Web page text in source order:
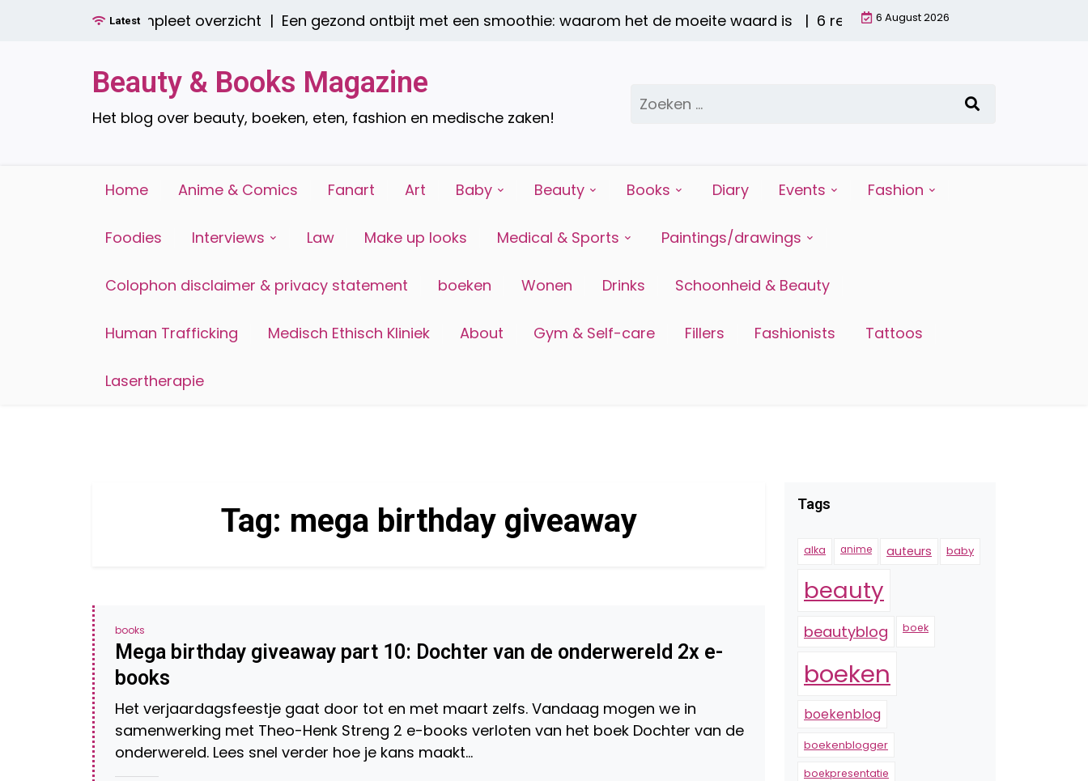
Latest
zijn er? Een compleet overzicht | Een gezond ontbijt met een smoothie: waarom het de moeite waard is | 6 redenen waarom water drinken zo
6 August 2026
Beauty & Books Magazine
Het blog over beauty, boeken, eten, fashion en medische zaken!
Zoeken
naar:
Home Anime & Comics Fanart Art Baby Beauty Books Diary Events Fashion
Foodies Interviews Law Make up looks Medical & Sports Paintings/drawings
Colophon disclaimer & privacy statement boeken Wonen Drinks Schoonheid & Beauty
Human Trafficking Medisch Ethisch Kliniek About Gym & Self-care Fillers Fashionists Tattoos
Lasertherapie
Tag: mega birthday giveaway
books
Mega birthday giveaway part 10: Dochter van de onderwereld 2x e-
books
Het verjaardagsfeestje gaat door tot en met maart zelfs. Vandaag mogen we in
samenwerking met Theo-Henk Streng 2 e-books verloten van het boek Dochter van de
onderwereld. Lees snel verder hoe je kans maakt…
Tags
alka anime auteurs baby
beauty
beautyblog boek
boeken
boekenblog
boekenblogger
boekpresentatie